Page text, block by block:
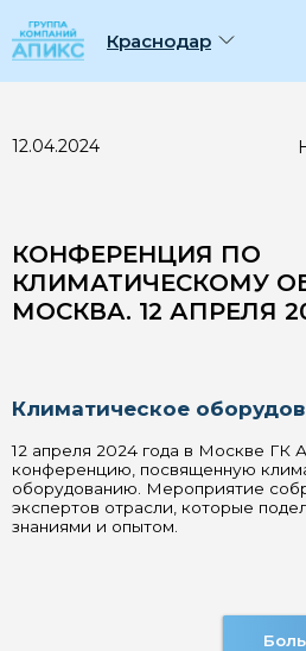
Краснодар
Компания
Чёрный список
12.04.2024
КОНФЕРЕНЦИЯ ПО
КЛИМАТИЧЕСКОМУ
МОСКВА. 12 АПРЕЛЯ
Климатическое
12 апреля 2024 года в Москве ГК
конференцию, посвященную
оборудованию. Мероприятие
экспертов отрасли, которые
знаниями и опытом.